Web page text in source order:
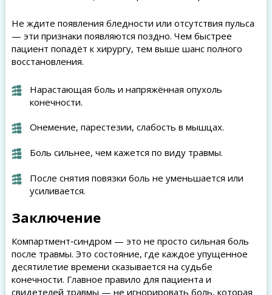
Не ждите появления бледности или отсутствия пульса
— эти признаки появляются поздно. Чем быстрее
пациент попадёт к хирургу, тем выше шанс полного
восстановления.
Нарастающая боль и напряжённая опухоль
конечности.
Онемение, парестезии, слабость в мышцах.
Боль сильнее, чем кажется по виду травмы.
После снятия повязки боль не уменьшается или
усиливается.
Заключение
Компартмент‑синдром — это не просто сильная боль
после травмы. Это состояние, где каждое упущенное
десятилетие времени сказывается на судьбе
конечности. Главное правило для пациента и
свидетелей травмы — не игнорировать боль, которая